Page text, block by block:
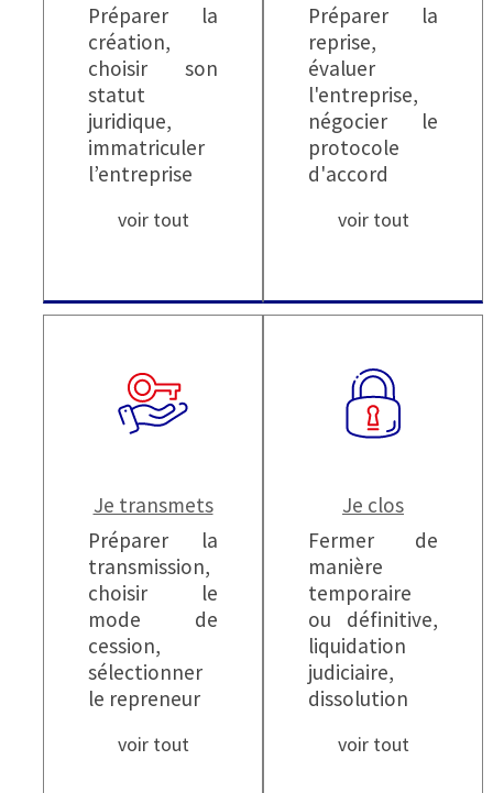
Préparer la
création,
choisir son
statut
juridique,
immatriculer
l’entreprise
voir tout
Préparer la
reprise,
évaluer
l'entreprise,
négocier le
protocole
d'accord
voir tout
Je transmets
Préparer la
transmission,
choisir le
mode de
cession,
sélectionner
le repreneur
voir tout
Je clos
Fermer de
manière
temporaire
ou définitive,
liquidation
judiciaire,
dissolution
voir tout